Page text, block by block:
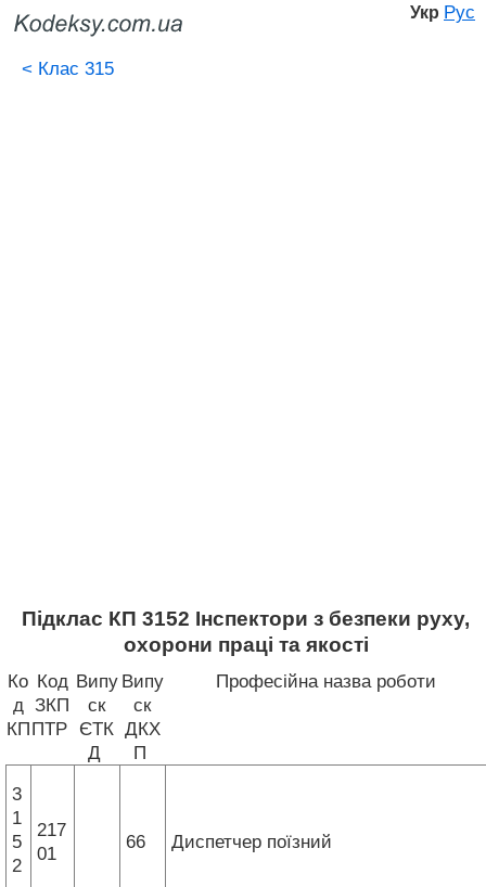
Укр Рус
< Клас 315
Підклас КП 3152 Інспектори з безпеки руху,
охорони праці та якості
Ко
д
КП
Код
ЗКП
ПТР
Випу
ск
ЄТК
Д
Випу
ск
ДКХ
П
Професійна назва роботи
3
1
5
2
217
01
66 Диспетчер поїзний